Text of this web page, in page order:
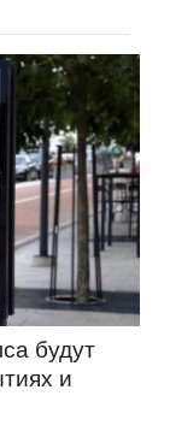
будут
и